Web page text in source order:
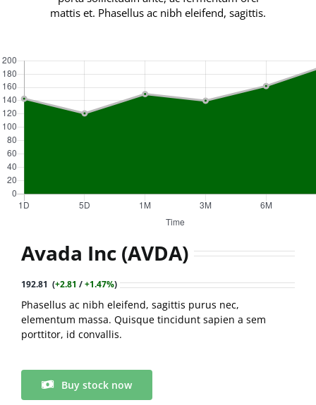
Evenimente
mattis et. Phasellus ac nibh eleifend, sagittis.
Avada Inc (AVDA)
192.81 (+2.81 /+1.47%)
Phasellus ac nibh eleifend, sagittis purus nec,
elementum massa. Quisque tincidunt sapien a sem
porttitor, id convallis.
Buy stock now